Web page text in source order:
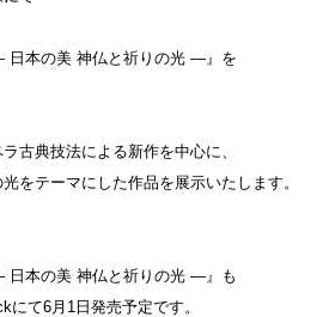
日本の美 神仏と祈りの光 ―』を
古典技法による新作を中心に、
をテーマにした作品を展示いたします。
日本の美 神仏と祈りの光 ―』も
て6月1日発売予定です。